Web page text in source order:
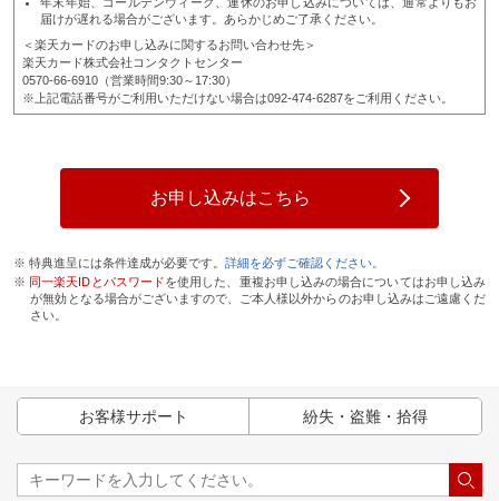
届けが遅れる場合がございます。あらかじめご了承ください。
＜楽天カードのお申し込みに関するお問い合わせ先＞
楽天カード株式会社コンタクトセンター
0570-66-6910（営業時間9:30～17:30）
※上記電話番号がご利用いただけない場合は092-474-6287をご利用ください。
お申し込みはこちら
※ 特典進呈には条件達成が必要です。 詳細を必ずご確認ください。
※ 同一楽天IDとパスワードを使用した、重複お申し込みの場合についてはお申し込み
が無効となる場合がございますので、ご本人様以外からのお申し込みはご遠慮くだ
さい。
お客様サポート 紛失・盗難・拾得